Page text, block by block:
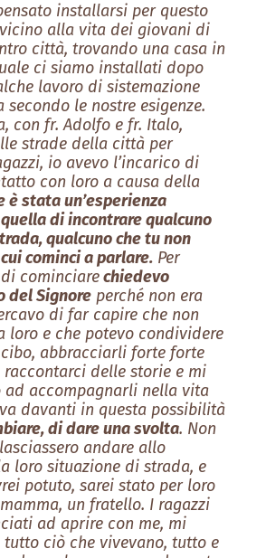
installarsi per questo
alla vita dei giovani di
città, trovando una casa in
ci siamo installati dopo
lavoro di sistemazione
le nostre esigenze.
con fr. Adolfo e fr. Italo,
strade della città per
io avevo l’incarico di
con loro a causa della
è stata un’esperienza
di incontrare qualcuno
qualcuno che tu non
cominci a parlare.Per
cominciarechiedevo
del Signoreperché non era
di far capire che non
loro e che potevo condividere
abbracciarli forte forte
delle storie e mi
ad accompagnarli nella vita
davanti in questa possibilità
di dare una svolta. Non
andare allo
loro situazione di strada, e
potuto, sarei stato per loro
un fratello. I ragazzi
ad aprire con me, mi
ciò che vivevano, tutto e